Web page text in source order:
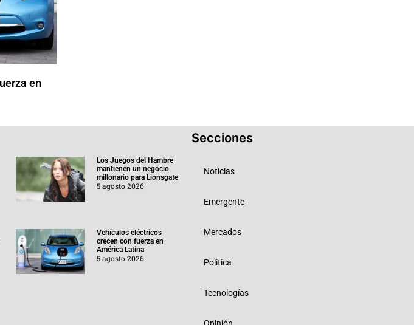
en
Los Juegos del Hambre
mantienen un negocio
millonario para Lionsgate
5 agosto 2026
Vehículos eléctricos
crecen con fuerza en
América Latina
5 agosto 2026
Secciones
Noticias
Emergente
Mercados
Política
Tecnologías